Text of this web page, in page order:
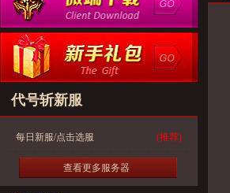
代号斩新服
每日新服/点击选服 (推荐)
查看更多服务器